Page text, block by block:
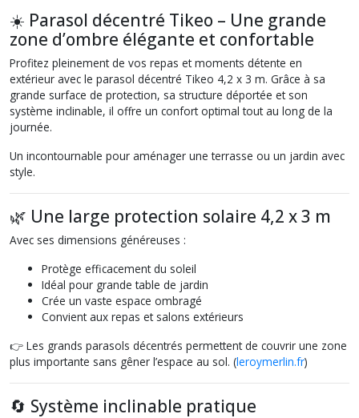
☀️ Parasol décentré Tikeo – Une grande
zone d’ombre élégante et confortable
Profitez pleinement de vos repas et moments détente en
extérieur avec le parasol décentré Tikeo 4,2 x 3 m. Grâce à sa
grande surface de protection, sa structure déportée et son
système inclinable, il offre un confort optimal tout au long de la
journée.
Un incontournable pour aménager une terrasse ou un jardin avec
style.
🌿 Une large protection solaire 4,2 x 3 m
Avec ses dimensions généreuses :
Protège efficacement du soleil
Idéal pour grande table de jardin
Crée un vaste espace ombragé
Convient aux repas et salons extérieurs
👉 Les grands parasols décentrés permettent de couvrir une zone
plus importante sans gêner l’espace au sol. (leroymerlin.fr)
🔄 Système inclinable pratique